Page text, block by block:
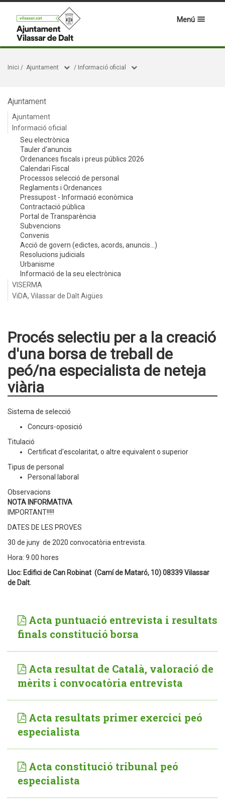
Menú
Inici / Ajuntament / Informació oficial
Ajuntament
Ajuntament
Informació oficial
Seu electrònica
Tauler d'anuncis
Ordenances fiscals i preus públics 2026
Calendari Fiscal
Processos selecció de personal
Reglaments i Ordenances
Pressupost - Informació econòmica
Contractació pública
Portal de Transparència
Subvencions
Convenis
Acció de govern (edictes, acords, anuncis...)
Resolucions judicials
Urbanisme
Informació de la seu electrònica
VISERMA
ViDA, Vilassar de Dalt Aigües
Procés selectiu per a la creació
d'una borsa de treball de
peó/na especialista de neteja
viària
Sistema de selecció
Concurs-oposició
Titulació
Certificat d'escolaritat, o altre equivalent o superior
Tipus de personal
Personal laboral
Observacions
NOTA INFORMATIVA
IMPORTANT!!!!!
DATES DE LES PROVES
30 de juny de 2020 convocatòria entrevista.
Hora: 9.00 hores
Lloc: Edifici de Can Robinat (Camí de Mataró, 10) 08339 Vilassar
de Dalt.
Acta puntuació entrevista i resultats
finals constitució borsa
Acta resultat de Català, valoració de
mèrits i convocatòria entrevista
Acta resultats primer exercici peó
especialista
Acta constitució tribunal peó
especialista